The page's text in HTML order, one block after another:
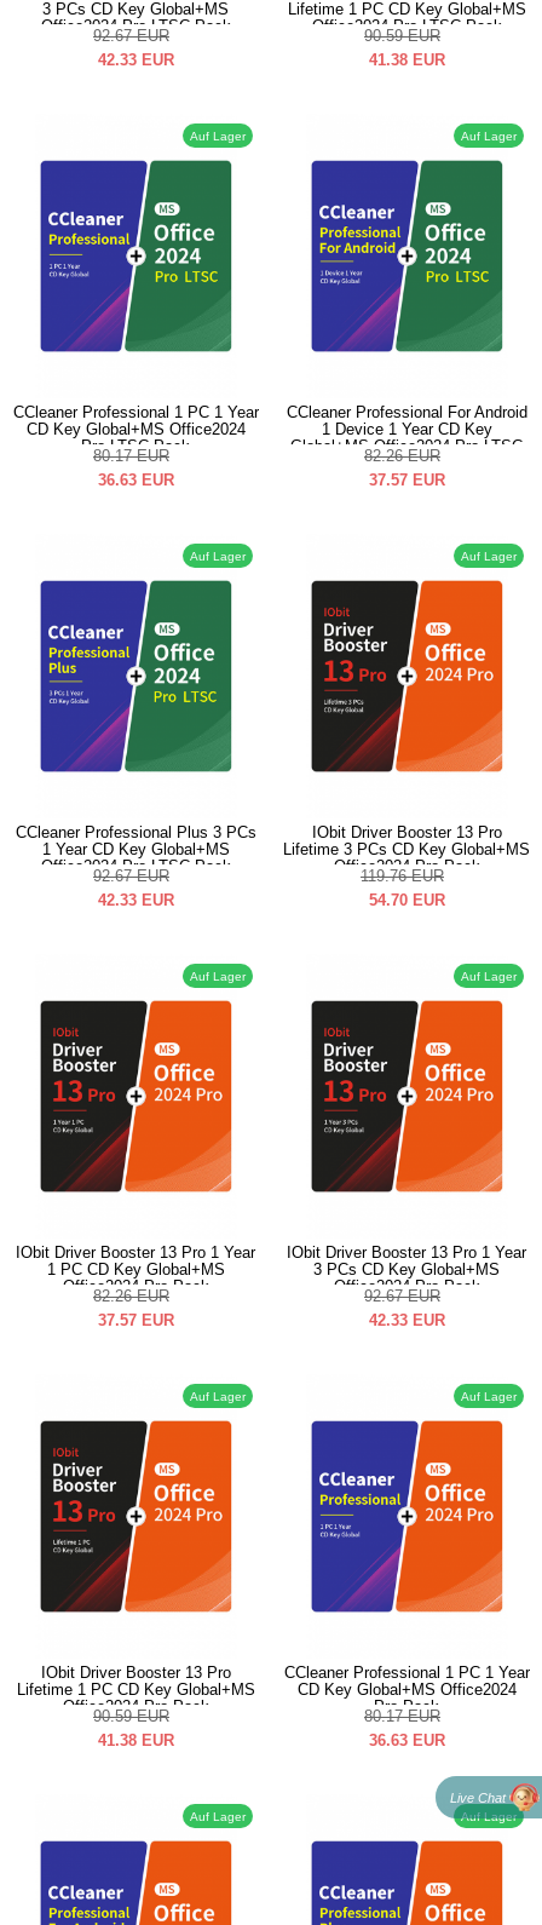
3 PCs CD Key Global+MS
Office2024 Pro LTSC Pack
92.67 EUR
42.33 EUR
Lifetime 1 PC CD Key Global+MS
Office2024 Pro LTSC Pack
90.59 EUR
41.38 EUR
Auf Lager
CCleaner Professional 1 PC 1 Year
CD Key Global+MS Office2024
Pro LTSC Pack
80.17 EUR
36.63 EUR
Auf Lager
CCleaner Professional For Android
1 Device 1 Year CD Key
Global+MS Office2024 Pro LTSC
Pack
82.26 EUR
37.57 EUR
Auf Lager
CCleaner Professional Plus 3 PCs
1 Year CD Key Global+MS
Office2024 Pro LTSC Pack
92.67 EUR
42.33 EUR
Auf Lager
IObit Driver Booster 13 Pro
Lifetime 3 PCs CD Key Global+MS
Office2024 Pro Pack
119.76 EUR
54.70 EUR
Auf Lager
IObit Driver Booster 13 Pro 1 Year
1 PC CD Key Global+MS
Office2024 Pro Pack
82.26 EUR
37.57 EUR
Auf Lager
IObit Driver Booster 13 Pro 1 Year
3 PCs CD Key Global+MS
Office2024 Pro Pack
92.67 EUR
42.33 EUR
Auf Lager
IObit Driver Booster 13 Pro
Lifetime 1 PC CD Key Global+MS
Office2024 Pro Pack
90.59 EUR
41.38 EUR
Auf Lager
CCleaner Professional 1 PC 1 Year
CD Key Global+MS Office2024
Pro Pack
80.17 EUR
36.63 EUR
Auf Lager Auf Lager
Live Chat